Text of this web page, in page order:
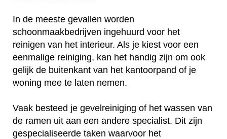
In de meeste gevallen worden
schoonmaakbedrijven ingehuurd voor het
reinigen van het interieur. Als je kiest voor een
eenmalige reiniging, kan het handig zijn om ook
gelijk de buitenkant van het kantoorpand of je
woning mee te laten nemen.
Vaak besteed je gevelreiniging of het wassen van
de ramen uit aan een andere specialist. Dit zijn
gespecialiseerde taken waarvoor het